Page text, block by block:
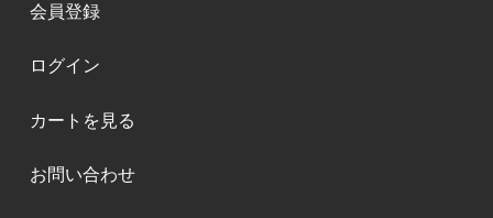
会員登録
ログイン
カートを見る
お問い合わせ